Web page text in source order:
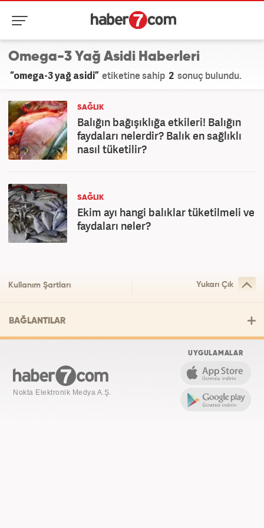
Omega-3 Yağ Asidi Haberleri
“omega-3 yağ asidi” etiketine sahip 2 sonuç bulundu.
SAĞLIK
Balığın bağışıklığa etkileri! Balığın
faydaları nelerdir? Balık en sağlıklı
nasıl tüketilir?
SAĞLIK
Ekim ayı hangi balıklar tüketilmeli ve
faydaları neler?
Kullanım Şartları Yukarı Çık
BAĞLANTILAR
Nokta Elektronik Medya A.Ş.
UYGULAMALAR